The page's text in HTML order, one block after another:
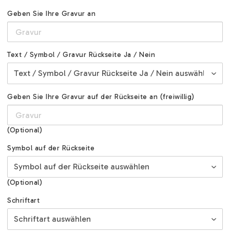
Geben Sie Ihre Gravur an
Text / Symbol / Gravur Rückseite Ja / Nein
Geben Sie Ihre Gravur auf der Rückseite an (freiwillig)
(Optional)
Symbol auf der Rückseite
(Optional)
Schriftart